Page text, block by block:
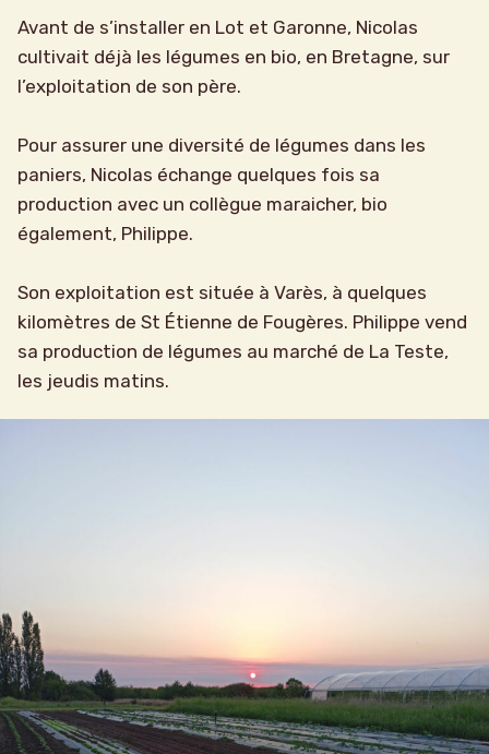
Avant de s’installer en Lot et Garonne, Nicolas
cultivait déjà les légumes en bio, en Bretagne, sur
l’exploitation de son père.
Pour assurer une diversité de légumes dans les
paniers, Nicolas échange quelques fois sa
production avec un collègue maraicher, bio
également, Philippe.
Son exploitation est située à Varès, à quelques
kilomètres de St Étienne de Fougères. Philippe vend
sa production de légumes au marché de La Teste,
les jeudis matins.